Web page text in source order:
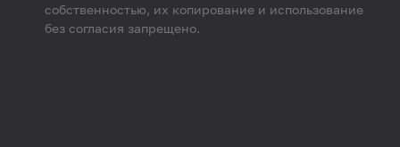
собственностью, их копирование и использование
без согласия запрещено.